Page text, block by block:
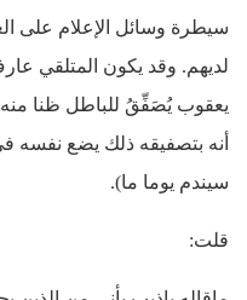
سيطرة وسائل الإعلام على
لديهم. وقد يكون المتلقي
يعقوب يُصَفِّقُ للباطل ظنا منه
أنه بتصفيقه ذلك يضع نفسه
سيندم يوما ما).
قلت: